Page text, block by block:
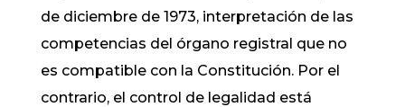
de diciembre de 1973, interpretación de las
competencias del órgano registral que no
es compatible con la Constitución. Por el
contrario, el control de legalidad está